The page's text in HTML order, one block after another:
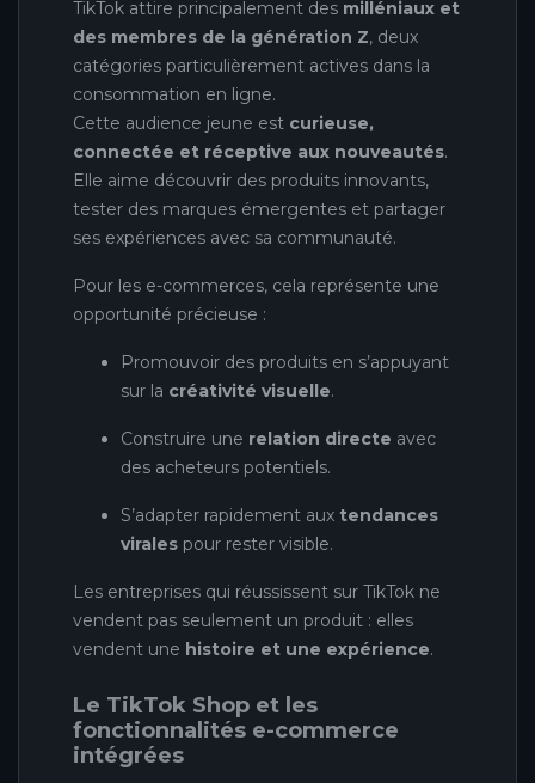
TikTok attire principalement des milléniaux et
des membres de la génération Z, deux
catégories particulièrement actives dans la
consommation en ligne.
Cette audience jeune est curieuse,
connectée et réceptive aux nouveautés.
Elle aime découvrir des produits innovants,
tester des marques émergentes et partager
ses expériences avec sa communauté.
Pour les e-commerces, cela représente une
opportunité précieuse :
Promouvoir des produits en s’appuyant
sur la créativité visuelle.
Construire une relation directe avec
des acheteurs potentiels.
S’adapter rapidement aux tendances
virales pour rester visible.
Les entreprises qui réussissent sur TikTok ne
vendent pas seulement un produit : elles
vendent une histoire et une expérience.
Le TikTok Shop et les
fonctionnalités e-commerce
intégrées